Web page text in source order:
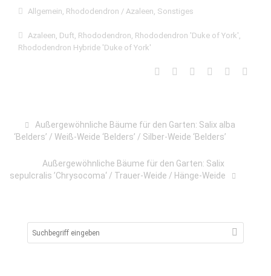
Allgemein, Rhododendron / Azaleen, Sonstiges
Azaleen, Duft, Rhododendron, Rhododendron 'Duke of York',
Rhododendron Hybride 'Duke of York'
Außergewöhnliche Bäume für den Garten: Salix alba
‘Belders’ / Weiß-Weide ‘Belders’ / Silber-Weide ‘Belders’
Außergewöhnliche Bäume für den Garten: Salix
sepulcralis ’Chrysocoma‘ / Trauer-Weide / Hänge-Weide